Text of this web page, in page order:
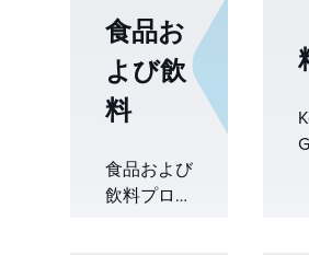
食品お
よび飲
料
食品および
飲料プロセ